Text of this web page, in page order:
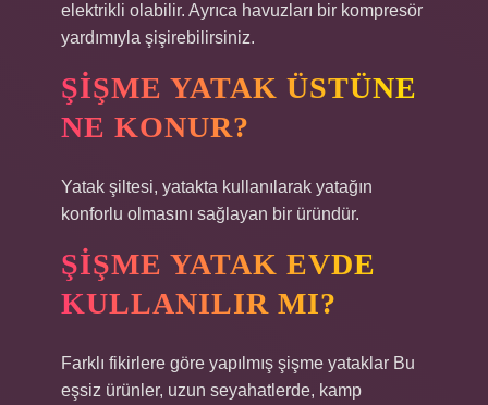
elektrikli olabilir. Ayrıca havuzları bir kompresör
yardımıyla şişirebilirsiniz.
ŞIŞME YATAK ÜSTÜNE
NE KONUR?
Yatak şiltesi, yatakta kullanılarak yatağın
konforlu olmasını sağlayan bir üründür.
ŞIŞME YATAK EVDE
KULLANILIR MI?
Farklı fikirlere göre yapılmış şişme yataklar Bu
eşsiz ürünler, uzun seyahatlerde, kamp